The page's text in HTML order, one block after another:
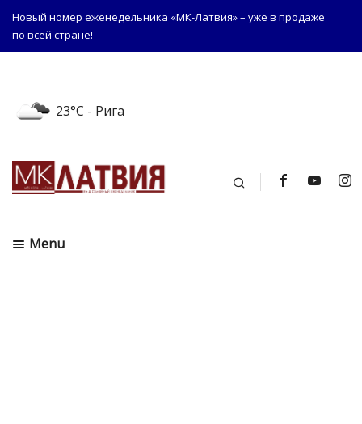
Новый номер еженедельника «МК-Латвия» – уже в продаже
по всей стране!
23°C - Рига
Поиск
Menu